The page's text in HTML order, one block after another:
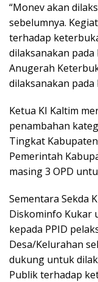
“Monev akan
sebelumnya.
terhadap
dilaksanakan pada
Anugerah
dilaksanakan pada
Ketua KI Kaltim
penambahan
Tingkat
Pemerintah
masing 3 OPD
Sementara Sekda
Diskominfo Kukar
kepada PPID
Desa/Kelurahan
dukung untuk
Publik terhadap